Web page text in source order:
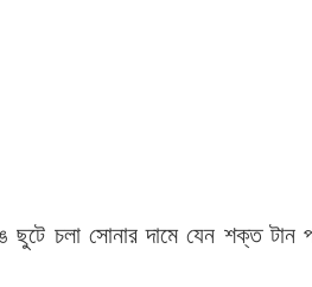
ছুটে চলা সোনার দামে যেন শক্ত